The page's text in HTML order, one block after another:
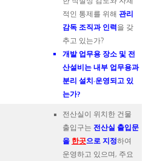
적인 통제를 위해 관리
감독 조직과 인력을 갖
추고 있는가?
개발 업무용 장소 및 전
산설비는 내부 업무용과
분리 설치·운영되고 있
는가?
전산실이 위치한 건물
출입구는 전산실 출입문
을 한곳으로 지정하여
운영하고 있으며, 주요